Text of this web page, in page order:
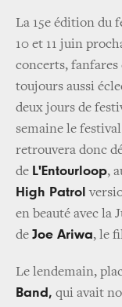
La 15e édition du
10 et 11 juin
concerts, fanfares
toujours aussi
deux jours de
semaine le
retrouvera donc
de L'Entourloop,
High Patrol
en beauté avec la
de Joe Ariwa, le
Le lendemain,
Band, qui avait